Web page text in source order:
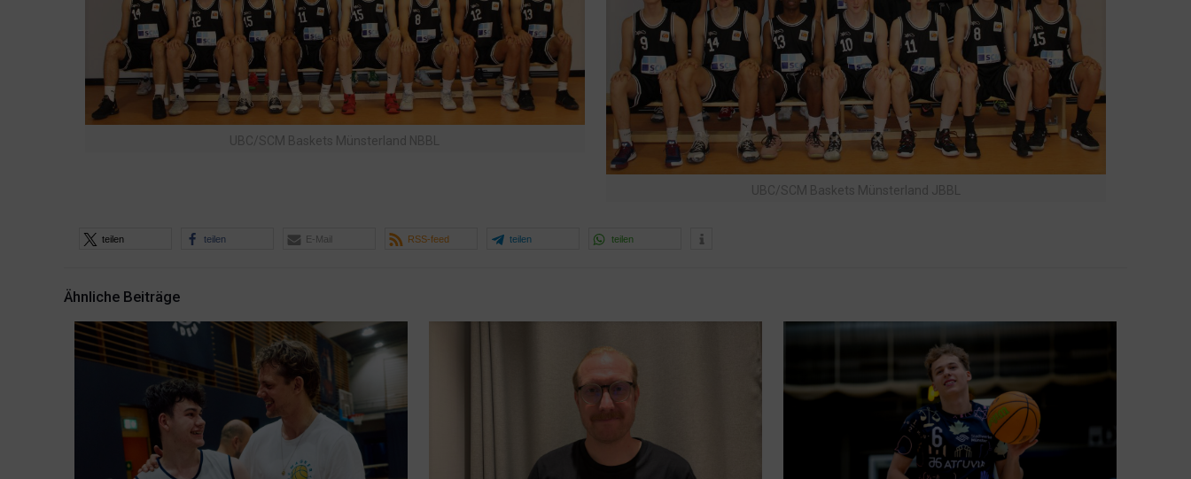
UBC/SCM Baskets Münsterland NBBL
UBC/SCM Baskets Münsterland JBBL
teilen teilen E-Mail RSS-feed teilen teilen
Ähnliche Beiträge